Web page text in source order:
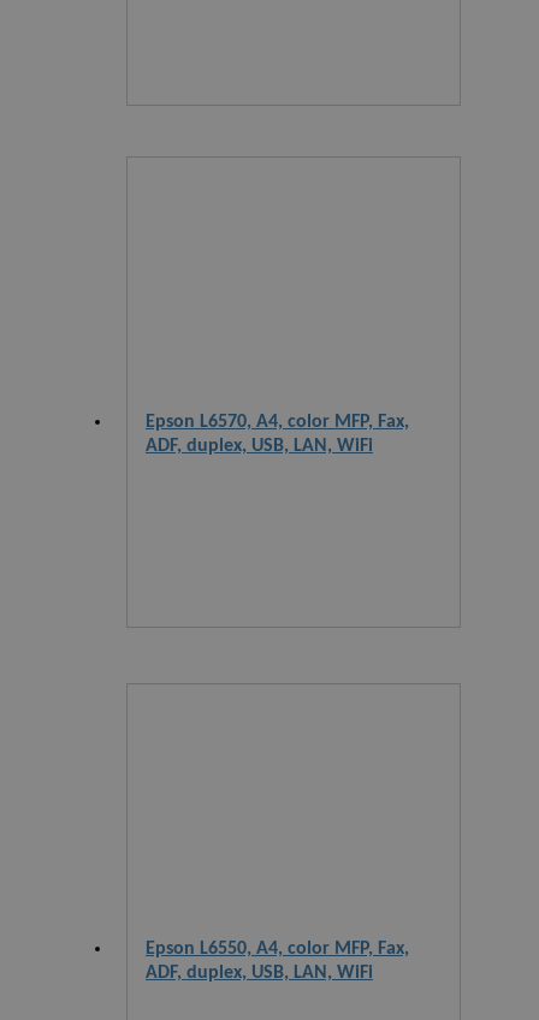
Epson L6570, A4, color MFP, Fax,
ADF, duplex, USB, LAN, WiFi
Epson L6550, A4, color MFP, Fax,
ADF, duplex, USB, LAN, WiFi